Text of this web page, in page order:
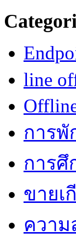
line
การพั
การศึ
ขายเ
ความ